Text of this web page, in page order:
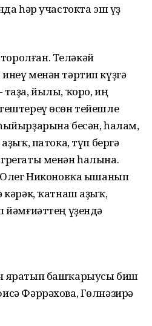
һәр участокта эш үҙ
Теләкәй
менән тәртип күҙгә
йылы, ҡоро, иң
өсөн тейешле
бесән, һалам,
патока, түп бергә
менән һалына.
Олег Никоновҡа ышанып
кәрәк, ҡатнаш аҙыҡ,
үҙендә
яратып башҡарыусы биш
Фәррәхова, Гөлнәзирә